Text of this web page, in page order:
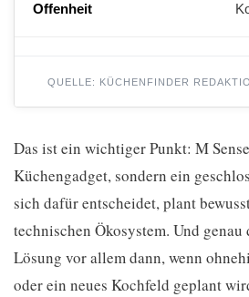
Offenheit
QUELLE: KÜCHENFINDER
Das ist ein wichtiger Punkt: M
Küchengadget, sondern ein
sich dafür entscheidet, plant
technischen Ökosystem. Und
Lösung vor allem dann, wenn
oder ein neues Kochfeld geplant